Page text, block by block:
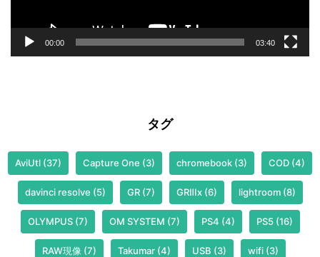
00:00 03:40
タグ
AviUtl (37) Capture One (3) chromebook (3) COD (4)
davinci resolve (5) GR(7) GRⅢx(6) lightroom(8)
OLYMPUS(7) OM SYSTEM (7) PS4 (4) PS5(16)
RAW現像 (7) Takumar(4) USB (3) wifi(3)